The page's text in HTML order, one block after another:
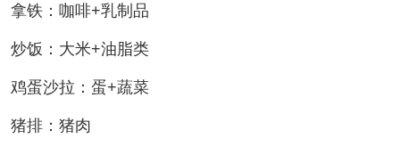
拿铁：咖啡+乳制品
炒饭：大米+油脂类
鸡蛋沙拉：蛋+蔬菜
猪排：猪肉